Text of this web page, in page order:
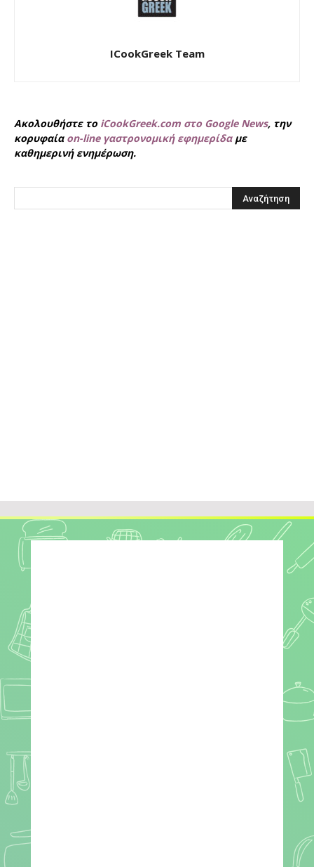
ICookGreek Team
Ακολουθήστε το iCookGreek.com στο Google News, την
κορυφαία on-line γαστρονομική εφημερίδαμε
καθημερινή ενημέρωση.